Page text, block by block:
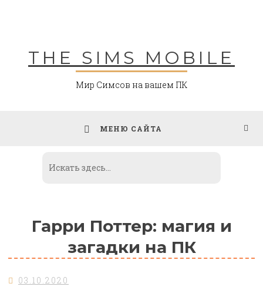
THE SIMS MOBILE
Мир Симсов на вашем ПК
МЕНЮ САЙТА
Гарри Поттер: магия и
загадки на ПК
03.10.2020